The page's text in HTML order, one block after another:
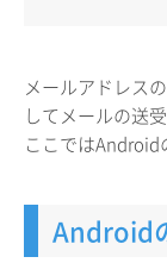
メールアドレス
してメールの送
ここではAndroid
Android